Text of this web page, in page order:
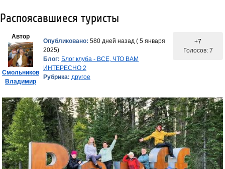
Распоясавшиеся туристы
Автор
Смольников
Владимир
Опубликовано: 580 дней назад ( 5 января
2025)
Блог: Блог клуба - ВСЕ, ЧТО ВАМ
ИНТЕРЕСНО 2
Рубрика: другое
+7
Голосов: 7